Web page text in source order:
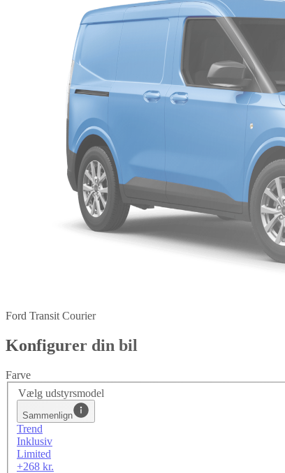
Ford Transit Courier
Konfigurer din bil
Farve
Vælg udstyrsmodel
Sammenlign
Trend
Inklusiv
Limited
+268 kr.